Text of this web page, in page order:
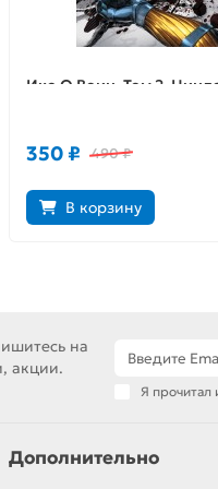
Икс-О Воин. Том 2.
350 ₽ 490 ₽
В корзину
на
акции.
Я прочитал
Дополнительно